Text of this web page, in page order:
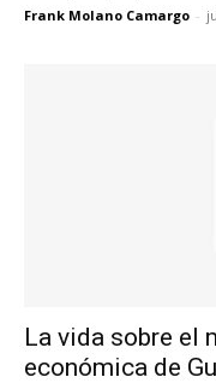
Frank Molano Camargo -
La vida sobre el
económica de